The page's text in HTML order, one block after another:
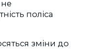
поліса
зміни до